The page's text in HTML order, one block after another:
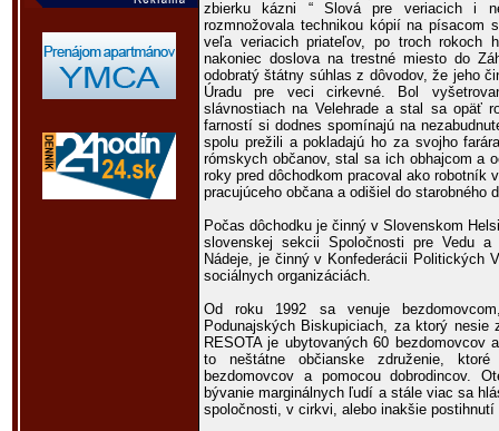
zbierku kázni “ Slová pre veriacich i
rozmnožovala technikou kópií na písacom
veľa veriacich priateľov, po troch rokoch
nakoniec doslova na trestné miesto do
odobratý štátny súhlas z dôvodov, že jeho
Úradu pre veci cirkevné. Bol
slávnostiach na Velehrade a stal sa opäť
farností si dodnes spomínajú na
spolu prežili a pokladajú ho za svojho
rómskych občanov, stal sa ich obhajcom a
roky pred dôchodkom pracoval ako robotník
pracujúceho občana a odišiel do starobného
Počas dôchodku je činný v Slovenskom
slovenskej sekcii Spoločnosti pre Vedu
Nádeje, je činný v Konfederácii Politických
sociálnych organizáciách.
Od roku 1992 sa venuje
Podunajských Biskupiciach, za ktorý nesie
RESOTA je ubytovaných 60 bezdomovcov
to neštátne občianske združenie,
bezdomovcov a pomocou dobrodincov.
bývanie marginálnych ľudí a stále viac sa
spoločnosti, v cirkvi, alebo inakšie postihnutí